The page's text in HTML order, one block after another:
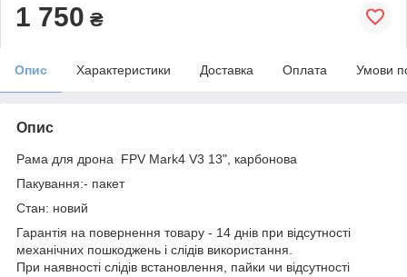
1 750 ₴
Опис Характеристики Доставка Оплата Умови
Опис
Рама для дрона FPV Mark4 V3 13", карбонова
Пакування:- пакет
Стан: новий
Гарантія на повернення товару - 14 днів при відсутності
механічних пошкоджень і слідів використання.
При наявності слідів встановлення, пайки чи відсутності